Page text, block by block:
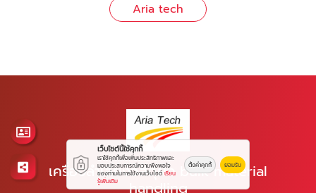
Aria tech
เครื่องลำเลียงวัสดุผง bulk material
handling
เว็บไซต์นี้ใช้คุกกี้
เราใช้คุกกี้เพื่อเพิ่มประสิทธิภาพและ
มอบประสบการณ์ความพึงพอใจ
ของท่านในการใช้งานเว็บไซต์ เรียน
รู้เพิ่มเติม
ตั้งค่าคุกกี้ ยอมรับ